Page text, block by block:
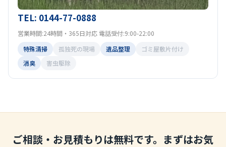
TEL: 0144-77-0888
営業時間:24時間・365日対応 電話受付:9:00-22:00
特殊清掃
孤独死の現場 遺品整理
ゴミ屋敷片付け
消臭
害虫駆除
ご相談・お見積もりは無料です。まずはお気